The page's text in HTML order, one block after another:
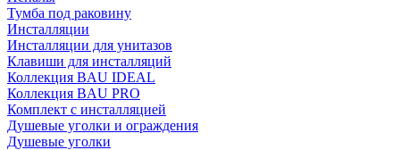
Тумба под раковину
Инсталляции
Инсталляции для унитазов
Клавиши для инсталляций
Коллекция BAU IDEAL
Коллекция BAU PRO
Комплект с инсталляцией
Душевые уголки и ограждения
Душевые уголки